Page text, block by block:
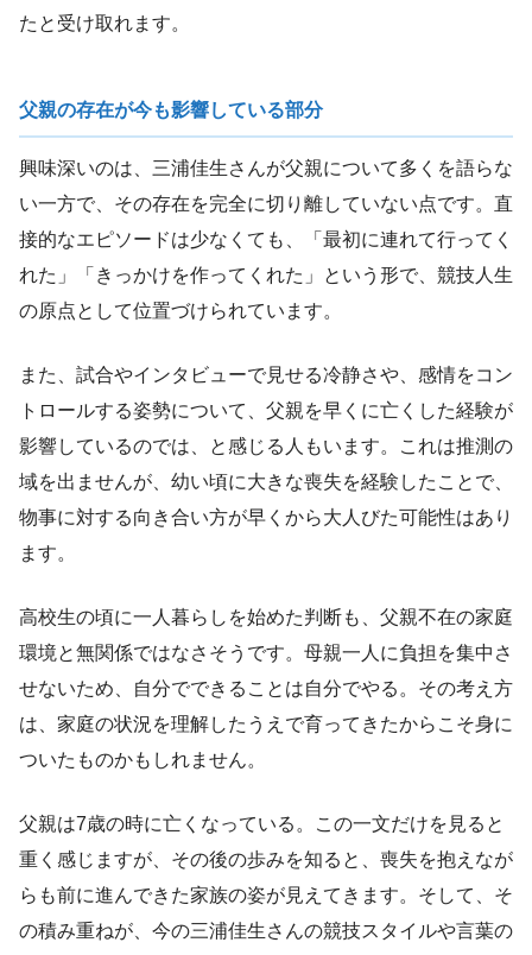
たと受け取れます。
父親の存在が今も影響している部分
興味深いのは、三浦佳生さんが父親について多くを語らな
い一方で、その存在を完全に切り離していない点です。直
接的なエピソードは少なくても、「最初に連れて行ってく
れた」「きっかけを作ってくれた」という形で、競技人生
の原点として位置づけられています。
また、試合やインタビューで見せる冷静さや、感情をコン
トロールする姿勢について、父親を早くに亡くした経験が
影響しているのでは、と感じる人もいます。これは推測の
域を出ませんが、幼い頃に大きな喪失を経験したことで、
物事に対する向き合い方が早くから大人びた可能性はあり
ます。
高校生の頃に一人暮らしを始めた判断も、父親不在の家庭
環境と無関係ではなさそうです。母親一人に負担を集中さ
せないため、自分でできることは自分でやる。その考え方
は、家庭の状況を理解したうえで育ってきたからこそ身に
ついたものかもしれません。
父親は7歳の時に亡くなっている。この一文だけを見ると
重く感じますが、その後の歩みを知ると、喪失を抱えなが
らも前に進んできた家族の姿が見えてきます。そして、そ
の積み重ねが、今の三浦佳生さんの競技スタイルや言葉の